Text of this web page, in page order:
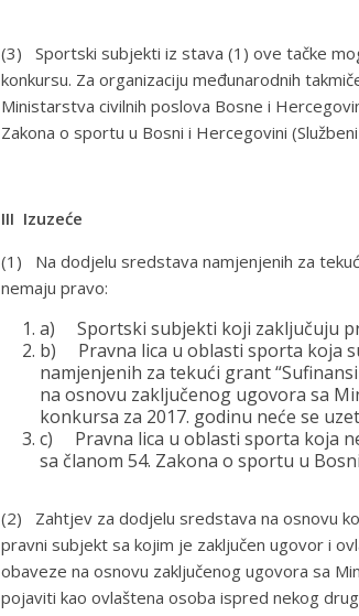
(3) Sportski subjekti iz stava (1) ove tačke
konkursu. Za organizaciju međunarodnih
Ministarstva civilnih poslova Bosne i
Zakona o sportu u Bosni i Hercegovini
III Izuzeće
(1) Na dodjelu sredstava namjenjenih za
nemaju pravo:
a) Sportski subjekti koji zaključuju
b) Pravna lica u oblasti sporta koja
namjenjenih za tekući grant
na osnovu zaključenog ugovora sa
konkursa za 2017. godinu neće se
c) Pravna lica u oblasti sporta koja
sa članom 54. Zakona o sportu u
(2) Zahtjev za dodjelu sredstava na osnovu
pravni subjekt sa kojim je zaključen ugovor i
obaveze na osnovu zaključenog ugovora sa
pojaviti kao ovlaštena osoba ispred nekog